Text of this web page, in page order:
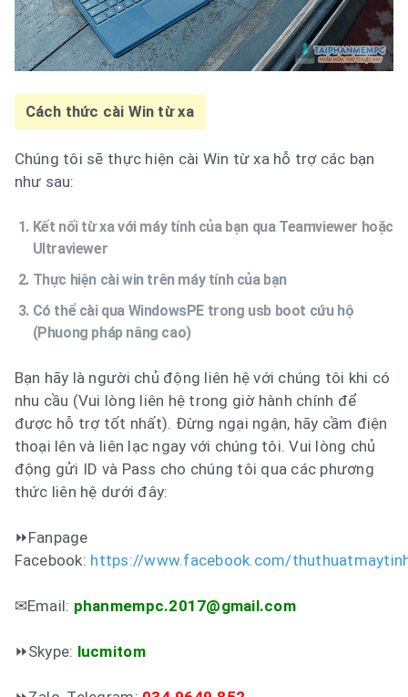
Cách thức cài Win từ xa
Chúng tôi sẽ thực hiện cài Win từ xa hỗ trợ các bạn
như sau:
Kết nối từ xa với máy tính của bạn qua Teamviewer hoặc
Ultraviewer
Thực hiện cài win trên máy tính của bạn
Có thể cài qua WindowsPE trong usb boot cứu hộ
(Phuong pháp nâng cao)
Bạn hãy là người chủ động liên hệ với chúng tôi khi có
nhu cầu (Vui lòng liên hệ trong giờ hành chính để
được hỗ trợ tốt nhất). Đừng ngại ngận, hãy cầm điện
thoại lên và liên lạc ngay với chúng tôi. Vui lòng chủ
động gửi ID và Pass cho chúng tôi qua các phương
thức liên hệ dưới đây:
⏩Fanpage
Facebook: https://www.facebook.com/
✉Email: phanmempc.2017@gmail.com
⏩Skype: lucmitom